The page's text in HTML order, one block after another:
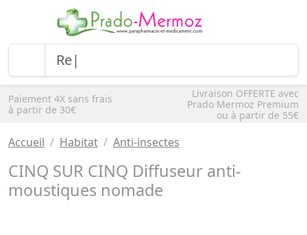
Paiement 4X sans frais
à partir de 30€
Livraison OFFERTE avec
Prado Mermoz Premium
ou à partir de 55€
Accueil Habitat Anti-insectes
CINQ SUR CINQ Diffuseur anti-
moustiques nomade